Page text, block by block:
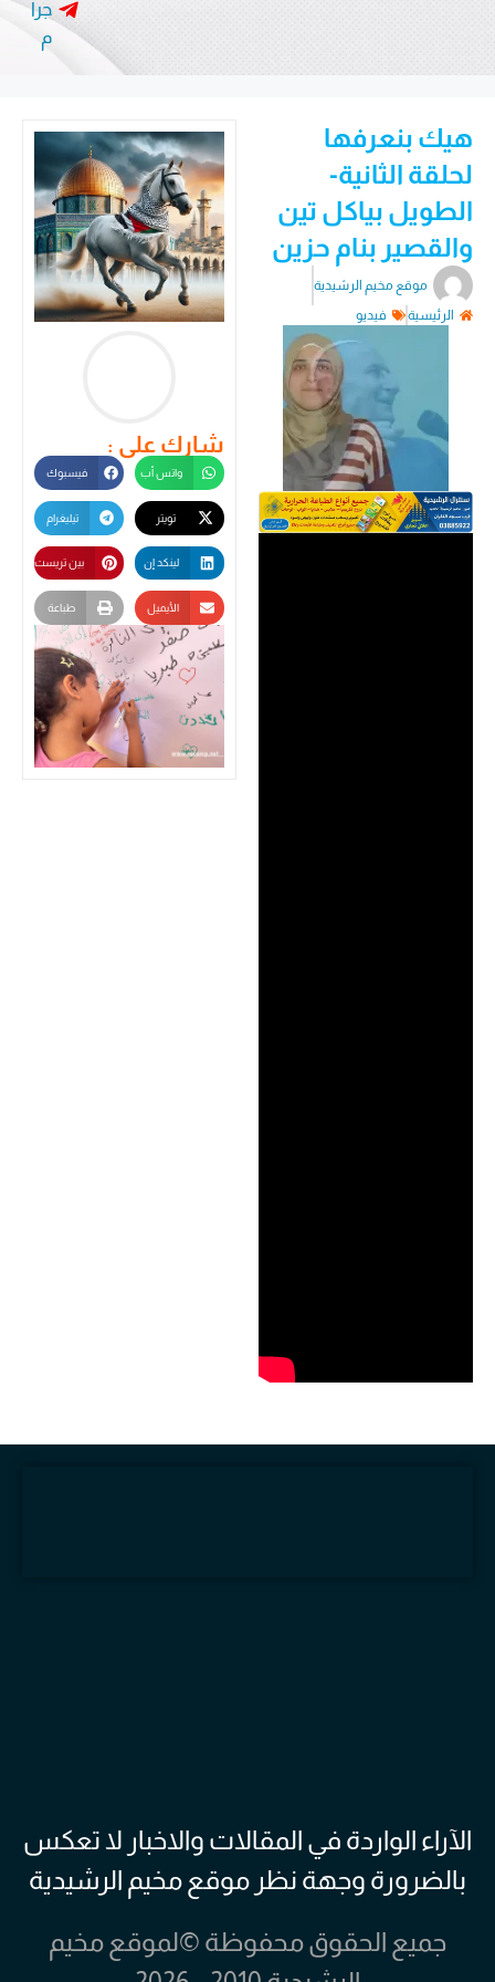
جرا
م
هيك بنعرفها
لحلقة الثانية-
الطويل بياكل تين
والقصير بنام حزين
موقع مخيم الرشيدية
الرئيسية
فيديو
شارك على :
واتس أب فيسبوك
تيليغرام
لينكد إن بين تريست
الأيميل طباعة
الآراء الواردة في المقالات والاخبار لا تعكس
بالضرورة وجهة نظر موقع مخيم الرشيدية
جميع الحقوق محفوظة ©لموقع مخيم